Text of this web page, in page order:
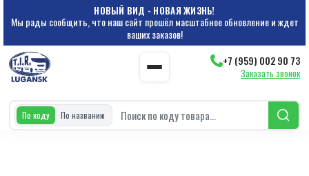
НОВЫЙ ВИД - НОВАЯ ЖИЗНЬ!
Мы рады сообщить, что наш сайт прошёл масштабное обновление и ждет
ваших заказов!
+7 (959) 002 90 73
Заказать звонок
По коду По названию